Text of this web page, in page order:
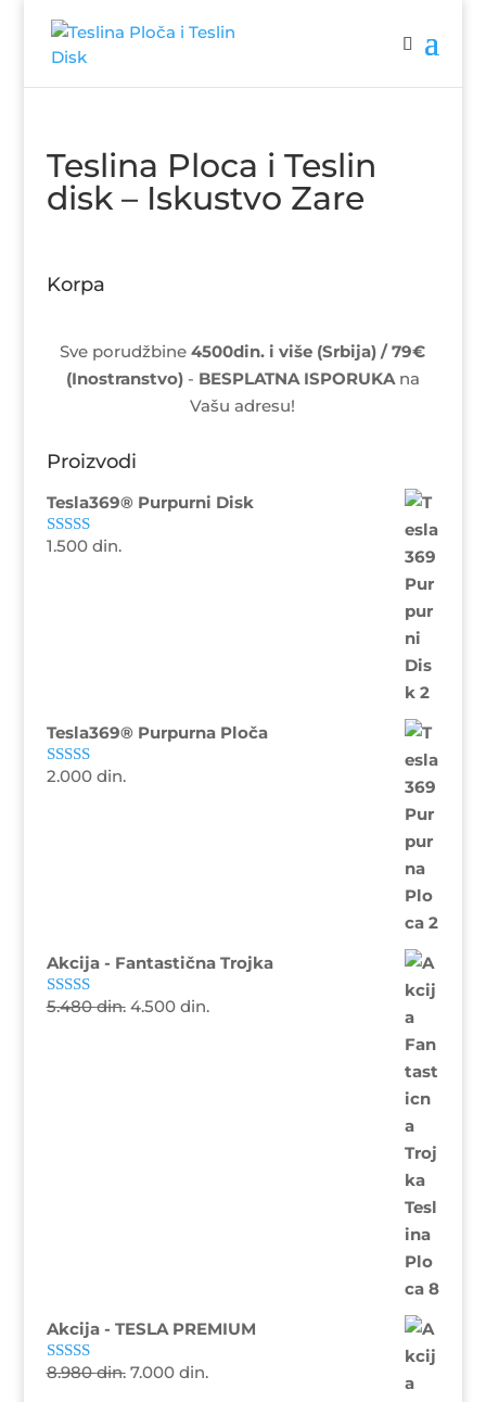
Teslina Ploca i Teslin
disk – Iskustvo Zare
Korpa
Sve porudžbine4500din. i više (Srbija) / 79€
(Inostranstvo)- BESPLATNA ISPORUKAna
Vašu adresu!
Proizvodi
Tesla369® Purpurni Disk
Ocenjeno sa
1.500 din.
Tesla369® Purpurna Ploča
Ocenjeno sa
2.000 din.
Akcija - Fantastična Trojka
Ocenjeno sa
5.480din. 4.500 din.
Akcija - TESLA PREMIUM
Ocenjeno sa
8.980din. 7.000 din.